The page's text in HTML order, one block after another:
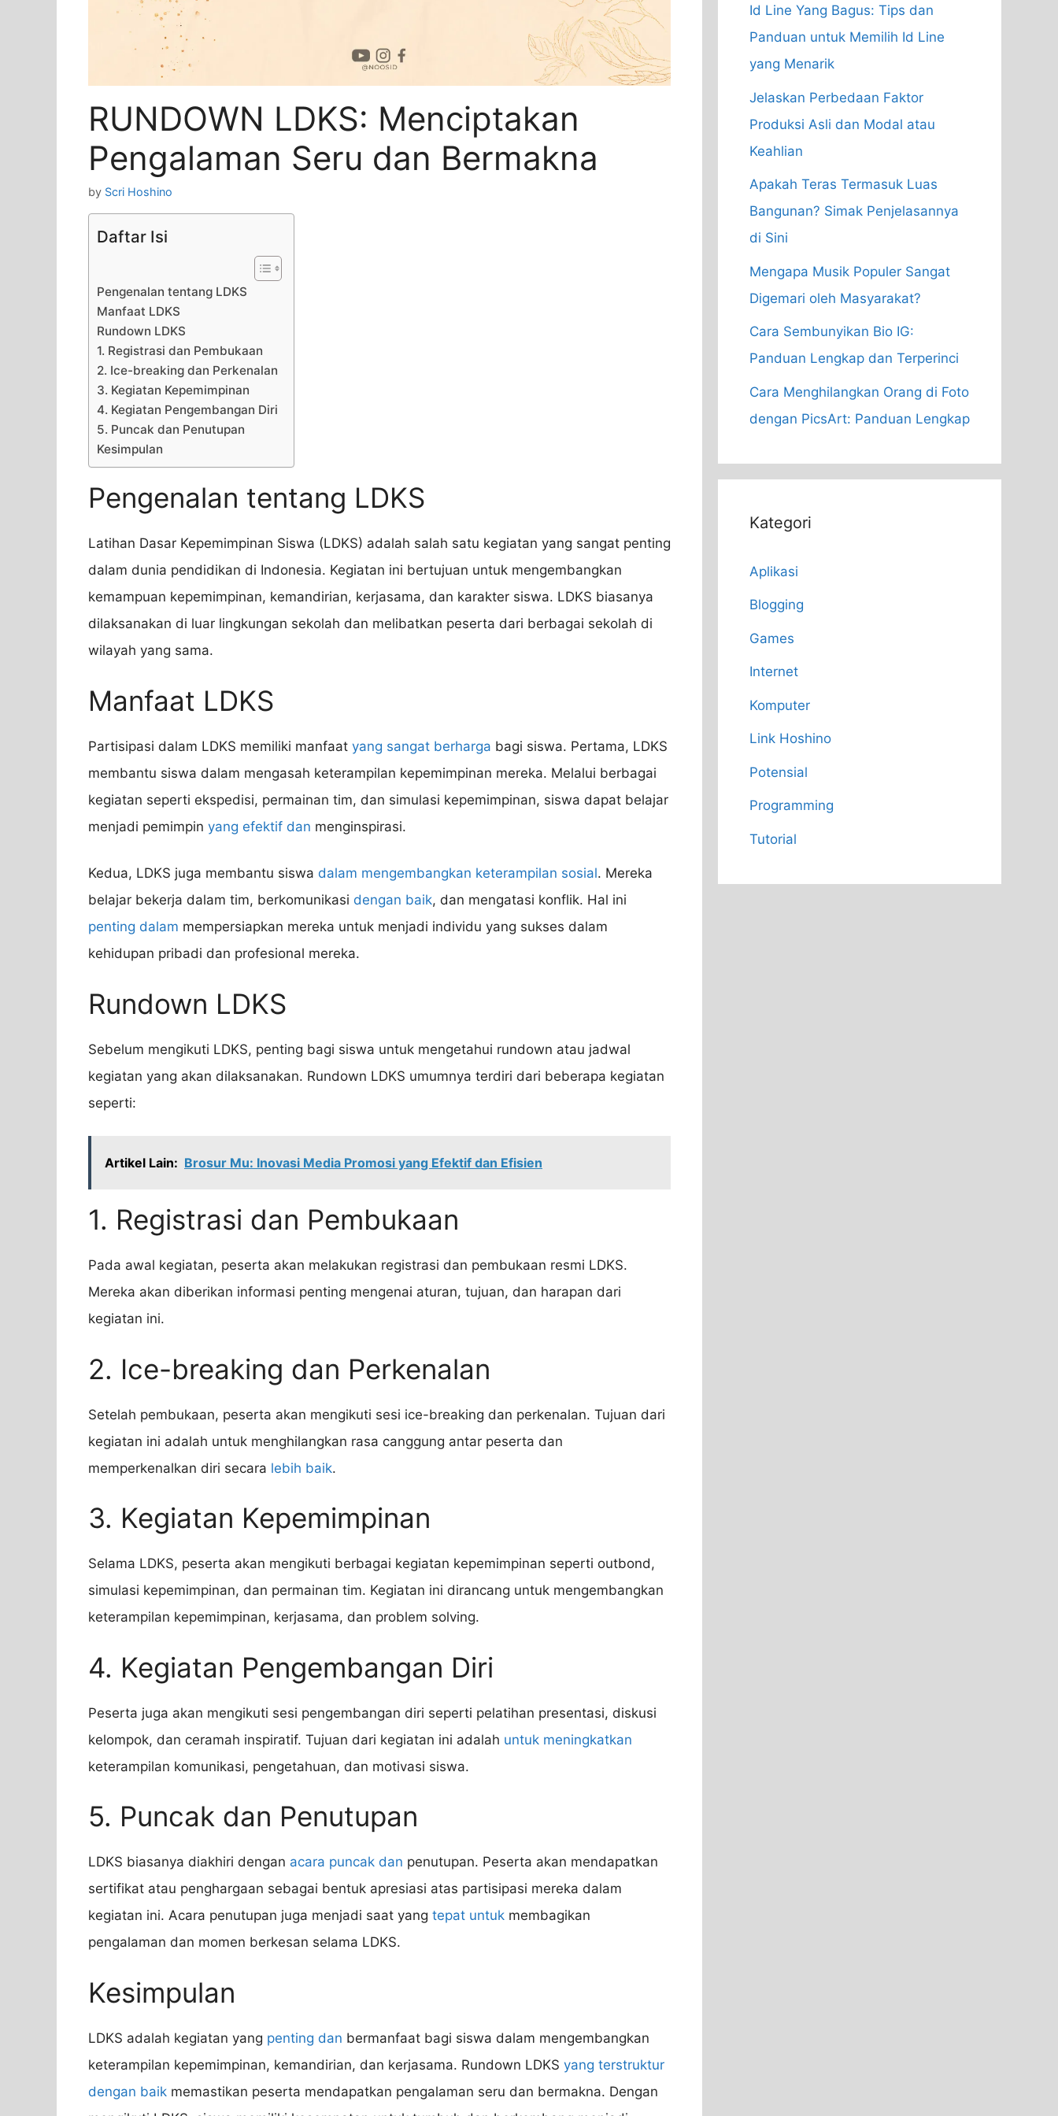
RUNDOWN LDKS: Menciptakan
Pengalaman Seru dan Bermakna
by Scri Hoshino
Daftar Isi
Pengenalan tentang LDKS
Manfaat LDKS
Rundown LDKS
1. Registrasi dan Pembukaan
2. Ice-breaking dan Perkenalan
3. Kegiatan Kepemimpinan
4. Kegiatan Pengembangan Diri
5. Puncak dan Penutupan
Kesimpulan
Pengenalan tentang LDKS
Latihan Dasar Kepemimpinan Siswa (LDKS) adalah salah satu kegiatan yang sangat penting
dalam dunia pendidikan di Indonesia. Kegiatan ini bertujuan untuk mengembangkan
kemampuan kepemimpinan, kemandirian, kerjasama, dan karakter siswa. LDKS biasanya
dilaksanakan di luar lingkungan sekolah dan melibatkan peserta dari berbagai sekolah di
wilayah yang sama.
Manfaat LDKS
Partisipasi dalam LDKS memiliki manfaat yang sangat berharga bagi siswa. Pertama, LDKS
membantu siswa dalam mengasah keterampilan kepemimpinan mereka. Melalui berbagai
kegiatan seperti ekspedisi, permainan tim, dan simulasi kepemimpinan, siswa dapat belajar
menjadi pemimpin yang efektif dan menginspirasi.
Kedua, LDKS juga membantu siswa dalam mengembangkan keterampilan sosial. Mereka
belajar bekerja dalam tim, berkomunikasi dengan baik, dan mengatasi konflik. Hal ini
penting dalam mempersiapkan mereka untuk menjadi individu yang sukses dalam
kehidupan pribadi dan profesional mereka.
Rundown LDKS
Sebelum mengikuti LDKS, penting bagi siswa untuk mengetahui rundown atau jadwal
kegiatan yang akan dilaksanakan. Rundown LDKS umumnya terdiri dari beberapa kegiatan
seperti:
Artikel Lain: Brosur Mu: Inovasi Media Promosi yang Efektif dan Efisien
1. Registrasi dan Pembukaan
Pada awal kegiatan, peserta akan melakukan registrasi dan pembukaan resmi LDKS.
Mereka akan diberikan informasi penting mengenai aturan, tujuan, dan harapan dari
kegiatan ini.
2. Ice-breaking dan Perkenalan
Setelah pembukaan, peserta akan mengikuti sesi ice-breaking dan perkenalan. Tujuan dari
kegiatan ini adalah untuk menghilangkan rasa canggung antar peserta dan
memperkenalkan diri secara lebih baik.
3. Kegiatan Kepemimpinan
Selama LDKS, peserta akan mengikuti berbagai kegiatan kepemimpinan seperti outbond,
simulasi kepemimpinan, dan permainan tim. Kegiatan ini dirancang untuk mengembangkan
keterampilan kepemimpinan, kerjasama, dan problem solving.
4. Kegiatan Pengembangan Diri
Peserta juga akan mengikuti sesi pengembangan diri seperti pelatihan presentasi, diskusi
kelompok, dan ceramah inspiratif. Tujuan dari kegiatan ini adalah untuk meningkatkan
keterampilan komunikasi, pengetahuan, dan motivasi siswa.
5. Puncak dan Penutupan
LDKS biasanya diakhiri dengan acara puncak dan penutupan. Peserta akan mendapatkan
sertifikat atau penghargaan sebagai bentuk apresiasi atas partisipasi mereka dalam
kegiatan ini. Acara penutupan juga menjadi saat yang tepat untuk membagikan
pengalaman dan momen berkesan selama LDKS.
Kesimpulan
LDKS adalah kegiatan yang penting dan bermanfaat bagi siswa dalam mengembangkan
keterampilan kepemimpinan, kemandirian, dan kerjasama. Rundown LDKS yang terstruktur
dengan baik memastikan peserta mendapatkan pengalaman seru dan bermakna. Dengan
Id Line Yang Bagus: Tips dan
Panduan untuk Memilih Id Line
yang Menarik
Jelaskan Perbedaan Faktor
Produksi Asli dan Modal atau
Keahlian
Apakah Teras Termasuk Luas
Bangunan? Simak Penjelasannya
di Sini
Mengapa Musik Populer Sangat
Digemari oleh Masyarakat?
Cara Sembunyikan Bio IG:
Panduan Lengkap dan Terperinci
Cara Menghilangkan Orang di Foto
dengan PicsArt: Panduan Lengkap
Kategori
Aplikasi
Blogging
Games
Internet
Komputer
Link Hoshino
Potensial
Programming
Tutorial